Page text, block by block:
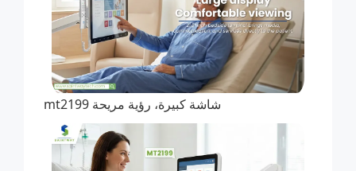
شاشة كبيرة، رؤية مريحة mt2199